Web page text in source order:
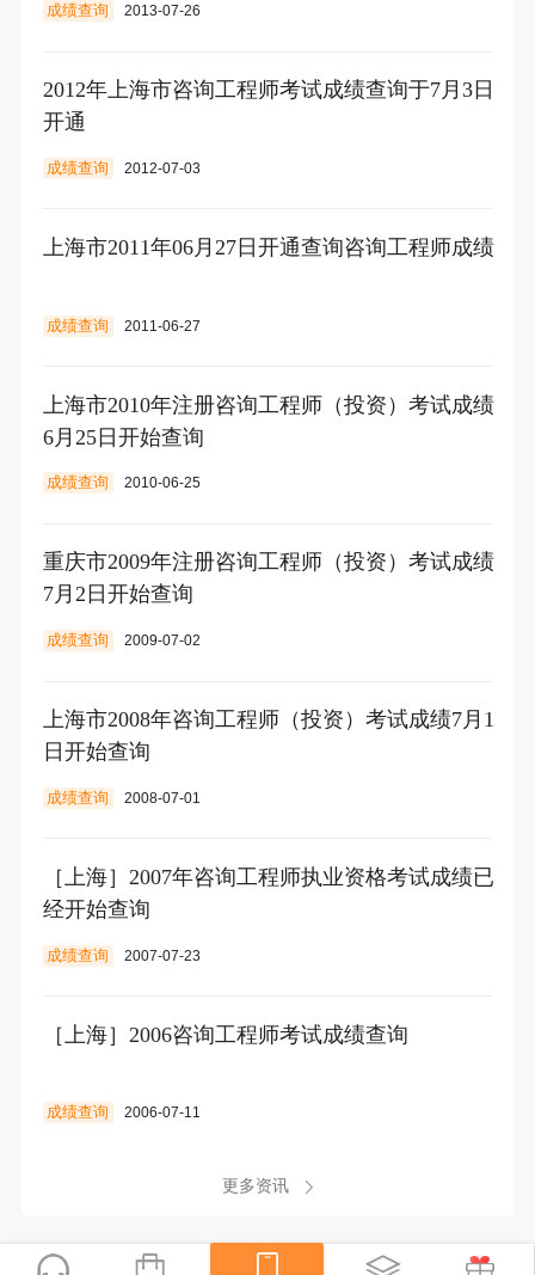
成绩查询 2013-07-26
2012年上海市咨询工程师考试成绩查询于7月3日
开通
成绩查询 2012-07-03
上海市2011年06月27日开通查询咨询工程师成绩
成绩查询 2011-06-27
上海市2010年注册咨询工程师（投资）考试成绩
6月25日开始查询
成绩查询 2010-06-25
重庆市2009年注册咨询工程师（投资）考试成绩
7月2日开始查询
成绩查询 2009-07-02
上海市2008年咨询工程师（投资）考试成绩7月1
日开始查询
成绩查询 2008-07-01
［上海］2007年咨询工程师执业资格考试成绩已
经开始查询
成绩查询 2007-07-23
［上海］2006咨询工程师考试成绩查询
成绩查询 2006-07-11
更多资讯